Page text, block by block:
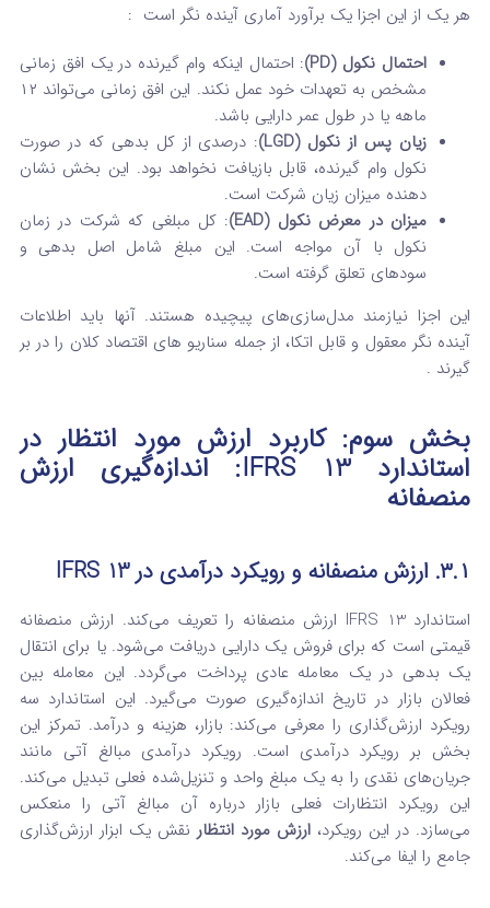
هر یک از این اجزا یک برآورد آماری آینده نگر است :
احتمال نکول (PD)
: احتمال اینکه وام گیرنده در یک افق زمانی
مشخص به تعهدات خود عمل نکند. این افق زمانی می‌تواند ۱۲
ماهه یا در طول عمر دارایی باشد.
زیان پس از نکول (LGD)
: درصدی از کل بدهی که در صورت
نکول وام گیرنده، قابل بازیافت نخواهد بود. این بخش نشان
دهنده میزان زیان شرکت است.
میزان در معرض نکول (EAD)
: کل مبلغی که شرکت در زمان
نکول با آن مواجه است. این مبلغ شامل اصل بدهی و
سودهای تعلق گرفته است.
این اجزا نیازمند مدل‌سازی‌های پیچیده هستند. آنها باید اطلاعات
آینده نگر معقول و قابل اتکا، از جمله سناریو های اقتصاد کلان را در بر
گیرند .
بخش سوم: کاربرد ارزش مورد انتظار در
استاندارد IFRS 13: اندازه‌گیری ارزش
منصفانه
۳.۱. ارزش منصفانه و رویکرد درآمدی در IFRS 13
استاندارد IFRS 13 ارزش منصفانه را تعریف می‌کند. ارزش منصفانه
قیمتی است که برای فروش یک دارایی دریافت می‌شود. یا برای انتقال
یک بدهی در یک معامله عادی پرداخت می‌گردد. این معامله بین
فعالان بازار در تاریخ اندازه‌گیری صورت می‌گیرد. این استاندارد سه
رویکرد ارزش‌گذاری را معرفی می‌کند: بازار، هزینه و درآمد. تمرکز این
بخش بر رویکرد درآمدی است. رویکرد درآمدی مبالغ آتی مانند
جریان‌های نقدی را به یک مبلغ واحد و تنزیل‌شده فعلی تبدیل می‌کند.
این رویکرد انتظارات فعلی بازار درباره آن مبالغ آتی را منعکس
می‌سازد. در این رویکرد، ارزش مورد انتظار نقش یک ابزار ارزش‌گذاری
جامع را ایفا می‌کند.